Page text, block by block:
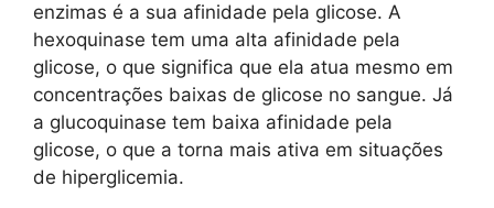
enzimas é a sua afinidade pela glicose. A
hexoquinase tem uma alta afinidade pela
glicose, o que significa que ela atua mesmo em
concentrações baixas de glicose no sangue. Já
a glucoquinase tem baixa afinidade pela
glicose, o que a torna mais ativa em situações
de hiperglicemia.